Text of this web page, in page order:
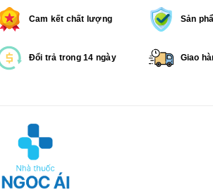
Cam kết chất lượng Sản
Đổi trả trong 14 ngày Giao